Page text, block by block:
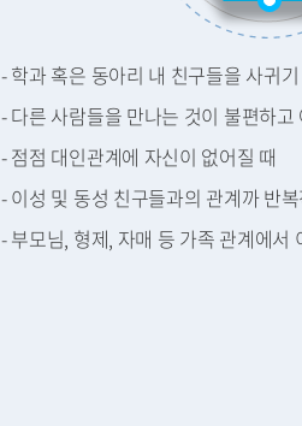
- 학과 혹은 동아리 내 친구들을 사귀
- 다른 사람들을 만나는 것이 불편하고
- 점점 대인관계에 자신이 없어질 때
- 이성 및 동성 친구들과의 관계까 반
- 부모님, 형제, 자매 등 가족 관계에서